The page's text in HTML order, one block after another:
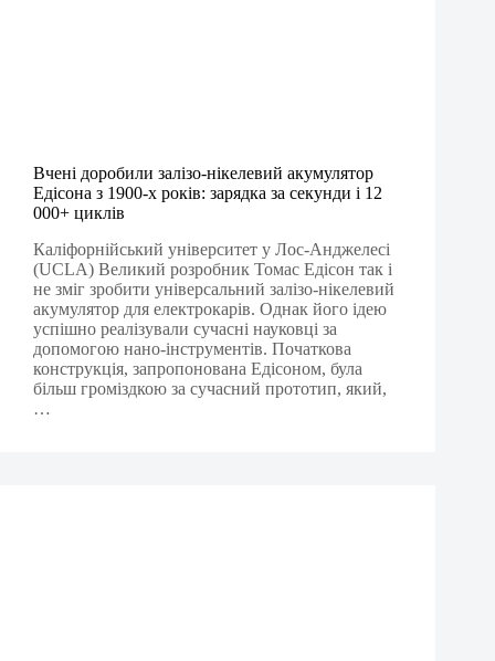
Вчені доробили залізо-нікелевий акумулятор
Едісона з 1900-х років: зарядка за секунди і 12
000+ циклів
Каліфорнійський університет у Лос-Анджелесі
(UCLA) Великий розробник Томас Едісон так і
не зміг зробити універсальний залізо-нікелевий
акумулятор для електрокарів. Однак його ідею
успішно реалізували сучасні науковці за
допомогою нано-інструментів. Початкова
конструкція, запропонована Едісоном, була
більш громіздкою за сучасний прототип, який,
…